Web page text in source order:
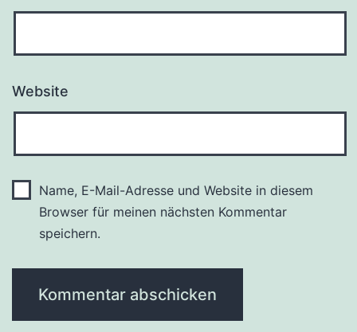
Website
Name, E-Mail-Adresse und Website in diesem
Browser für meinen nächsten Kommentar
speichern.